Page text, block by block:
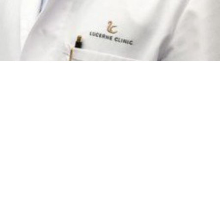
Patientenstories
Lucerne Clinic Hautnah